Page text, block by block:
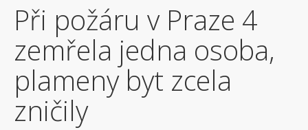
Při požáru v Praze 4
zemřela jedna osoba,
plameny byt zcela
zničily